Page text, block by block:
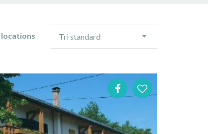
locations
tri
Tri standard